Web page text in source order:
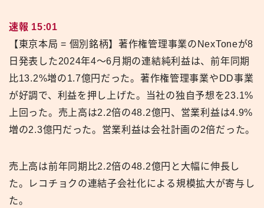
namiten.jp
速報 15:01
【東京本局 = 個別銘柄】著作権管理事業のNexToneが8
日発表した2024年4〜6月期の連結純利益は、前年同期
比13.2%増の1.7億円だった。著作権管理事業やDD事業
が好調で、利益を押し上げた。当社の独自予想を23.1%
上回った。売上高は2.2倍の48.2億円、営業利益は4.9%
増の2.3億円だった。営業利益は会社計画の2倍だった。
売上高は前年同期比2.2倍の48.2億円と大幅に伸長し
た。レコチョクの連結子会社化による規模拡大が寄与し
た。